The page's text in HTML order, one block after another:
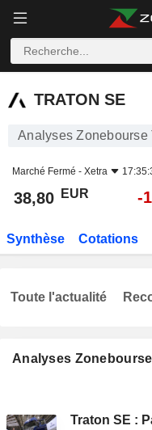
TRATON SE
TRATON SE
Analyses Zonebourse
Marché Fermé - Xetra
38,80 EUR -
Synthèse Cotations
Analyses Zonebourse
Traton SE :
Toute l'actualité